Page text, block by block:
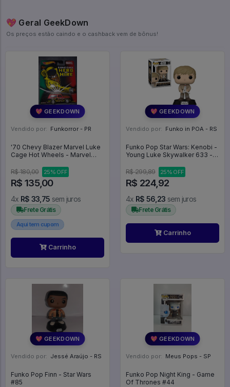
💖 Geral GeekDown
Os preços estão caindo e o cashback vem de bônus!
💖 GEEKDOWN
Vendido por: Funkorror - PR
'70 Chevy Blazer Marvel Luke
Cage Hot Wheels - Marvel
R$ 180,00
25% OFF
R$ 135,00
4x R$ 33,75 sem juros
Frete Grátis
Aqui tem cupom
Carrinho
💖 GEEKDOWN
Vendido por: Funko in POA - RS
Funko Pop Star Wars: Kenobi -
Young Luke Skywalker 633 -
R$ 299,89
25% OFF
R$ 224,92
4x R$ 56,23 sem juros
Frete Grátis
Carrinho
💖 GEEKDOWN
Vendido por: Jessé Araújo - RS
Funko Pop Finn - Star Wars
#85
💖 GEEKDOWN
Vendido por: Meus Pops - SP
Funko Pop Night King - Game
Of Thrones #44